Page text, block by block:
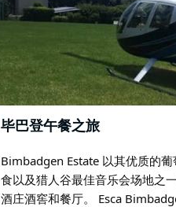
毕巴登午餐之旅
Bimbadgen Estate 以其优质的
食以及猎人谷最佳音乐会场地之
酒庄酒窖和餐厅。 Esca